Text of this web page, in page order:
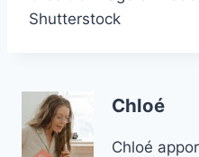
Shutterstock
Chloé
Chloé